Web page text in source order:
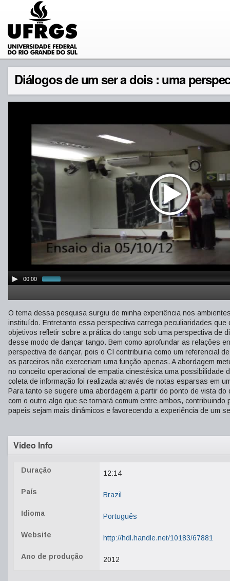
Diálogos de um ser a dois : uma
00:00
O tema dessa pesquisa surgiu de minha experiência nos
instituído. Entretanto essa perspectiva carrega peculiaridades
objetivos refletir sobre a prática do tango sob uma perspectiva de
desse modo de dançar tango. Bem como aprofundar as relações
perspectiva de dançar, pois o CI contribuiria como um referencial
os parceiros não exerceriam uma função apenas. A abordagem
no conceito operacional de empatia cinestésica uma
coleta de informação foi realizada através de notas esparsas em
Para tanto se sugere uma abordagem a partir do ponto de vista
com o outro algo que se tornará comum entre ambos,
papeis sejam mais dinâmicos e favorecendo a experiência de um
Video Info
Duração 12:14
País Brazil
Idioma Português
Website http://hdl.handle.net/10183/67881
Ano de produção 2012